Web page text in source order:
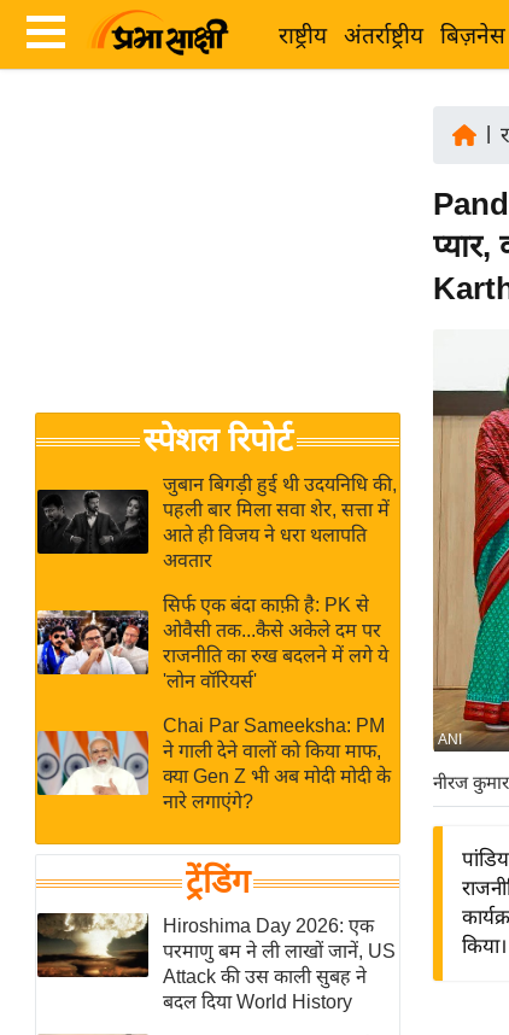
राष्ट्रीय अंतर्राष्ट्रीय बिज़नेस
Breaking
News in
Hindi
Hindi
Hindi
जगत
राय
बजट
क्रिकेट
IPL
ई-पेपर
मिसाल बेमिसाल
यंग इंडिया
साहित्य जगत
ऑटो वर्ल्ड
न्यूज ब्रीफ
स्पेशल रिपोर्ट
जुबान बिगड़ी हुई थी उदयनिधि की,
पहली बार मिला सवा शेर, सत्ता में
आते ही विजय ने धरा थलापति
अवतार
सिर्फ एक बंदा काफ़ी है: PK से
ओवैसी तक...कैसे अकेले दम पर
राजनीति का रुख बदलने में लगे ये
'लोन वॉरियर्स'
Chai Par Sameeksha: PM
ने गाली देने वालों को किया माफ,
क्या Gen Z भी अब मोदी मोदी के
नारे लगाएंगे?
ट्रेंडिंग
Hiroshima Day 2026: एक
परमाणु बम ने ली लाखों जानें, US
Attack की उस काली सुबह ने
बदल दिया World History
ANI
नीरज
किया।